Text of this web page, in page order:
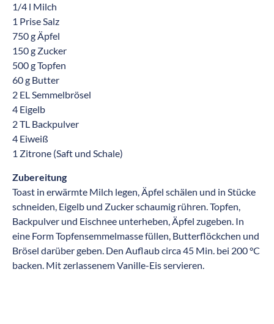
1/4 l Milch
1 Prise Salz
750 g Äpfel
150 g Zucker
500 g Topfen
60 g Butter
2 EL Semmelbrösel
4 Eigelb
2 TL Backpulver
4 Eiweiß
1 Zitrone (Saft und Schale)
Zubereitung
Toast in erwärmte Milch legen, Äpfel schälen und in Stücke
schneiden, Eigelb und Zucker schaumig rühren. Topfen,
Backpulver und Eischnee unterheben, Äpfel zugeben. In
eine Form Topfensemmelmasse füllen, Butterflöckchen und
Brösel darüber geben. Den Auflaub circa 45 Min. bei 200 °C
backen. Mit zerlassenem Vanille-Eis servieren.